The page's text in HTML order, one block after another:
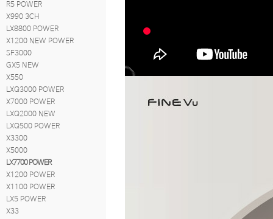
R5 POWER
X990 3CH
LX8800 POWER
X1200 NEW POWER
SF3000
GX5 NEW
X550
LXQ3000 POWER
X7000 POWER
LXQ2000 NEW
LXQ500 POWER
X3300
X5000
LX7700 POWER
X1200 POWER
X1100 POWER
LX5 POWER
X33